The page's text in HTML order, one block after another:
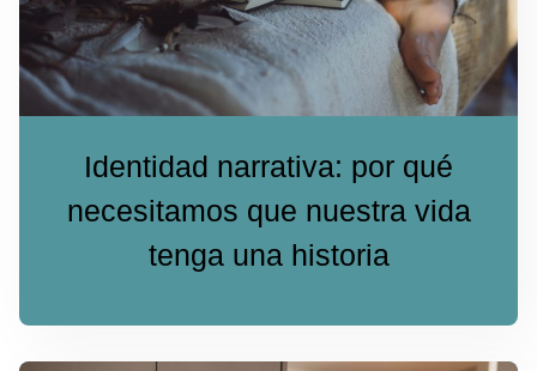
Identidad narrativa: por qué
necesitamos que nuestra vida
tenga una historia